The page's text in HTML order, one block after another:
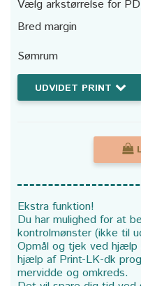
Vælg arkstørrelse for
Bred margin
Sømrum
UDVIDET PRINT
Ekstra funktion!
Du har mulighed for at
kontrolmønster (ikke til
Opmål og tjek ved
hjælp af Print-LK-dk
mervidde og omkreds.